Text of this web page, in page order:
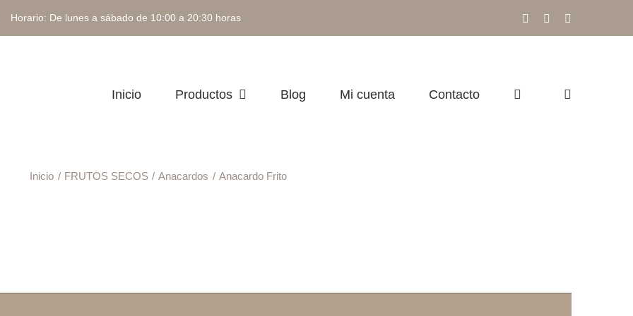
De lunes a sábado de 10:00 a 20:30 horas FacebookInstagram
Inicio Productos Blog Mi cuenta Contacto
Inicio FRUTOS SECOS Anacardos Anacardo Frito